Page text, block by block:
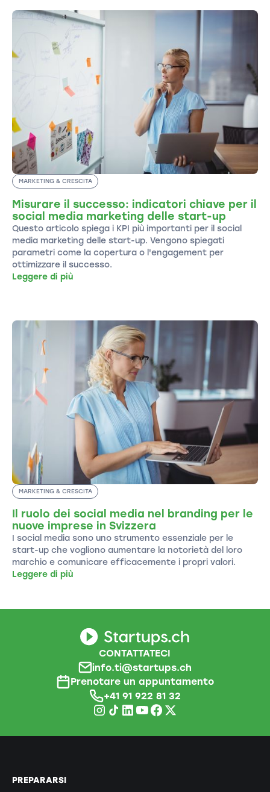
MARKETING & CRESCITA
Misurare il successo: indicatori chiave per il
social media marketing delle start-up
Questo articolo spiega i KPI più importanti per il social
media marketing delle start-up. Vengono spiegati
parametri come la copertura o l'engagement per
ottimizzare il successo.
Leggere di più
MARKETING & CRESCITA
Il ruolo dei social media nel branding per le
nuove imprese in Svizzera
I social media sono uno strumento essenziale per le
start-up che vogliono aumentare la notorietà del loro
marchio e comunicare efficacemente i propri valori.
Leggere di più
CONTATTATECI
info.ti@startups.ch
Prenotare un appuntamento
+41 91 922 81 32
PREPARARSI